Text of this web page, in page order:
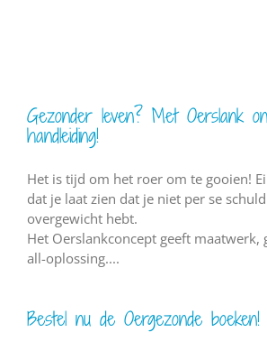
Gezonder leven? Met Oerslank
handleiding!
Het is tijd om het roer om te gooien!
dat je laat zien dat je niet per se
overgewicht hebt.
Het Oerslankconcept geeft maatwerk,
all-oplossing....
Bestel nu de Oergezonde boeken!